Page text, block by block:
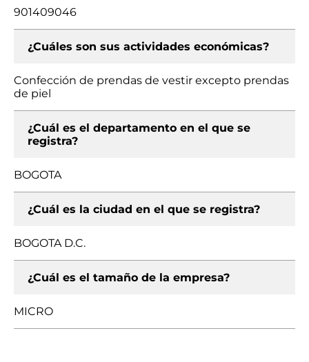
901409046
¿Cuáles son sus actividades económicas?
Confección de prendas de vestir excepto prendas
de piel
¿Cuál es el departamento en el que se
registra?
BOGOTA
¿Cuál es la ciudad en el que se registra?
BOGOTA D.C.
¿Cuál es el tamaño de la empresa?
MICRO